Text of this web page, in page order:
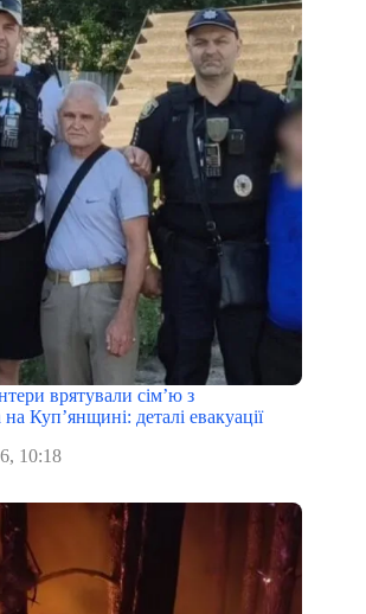
врятували сім’ю з
Куп’янщині: деталі евакуації
10:18